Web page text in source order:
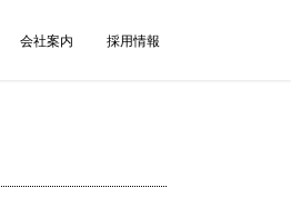
会社案内 採用情報